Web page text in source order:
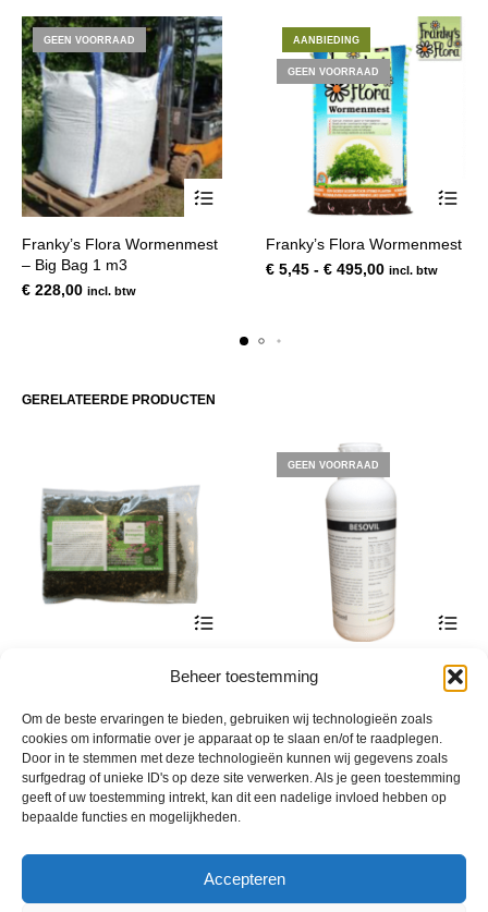
Beheer toestemming
Om de beste ervaringen te bieden, gebruiken wij technologieën zoals
cookies om informatie over je apparaat op te slaan en/of te raadplegen.
Door in te stemmen met deze technologieën kunnen wij gegevens zoals
surfgedrag of unieke ID's op deze site verwerken. Als je geen toestemming
geeft of uw toestemming intrekt, kan dit een nadelige invloed hebben op
bepaalde functies en mogelijkheden.
Accepteren
GEEN VOORRAAD
Franky’s Flora Wormenmest
– Big Bag 1 m3
€ 228,00 incl. btw
AANBIEDING
GEEN VOORRAAD
product
heeft
Franky’s Flora Wormenmest
€ 5,45 - € 495,00Prijsklasse:
incl. btw
GERELATEERDE PRODUCTEN
product
meerdere
variaties.
Deze
optie
kan
€ 82,50
tot
€ 295,75
GEEN VOORRAAD
product
Deze
optie
Besovil tegen Taxuskever